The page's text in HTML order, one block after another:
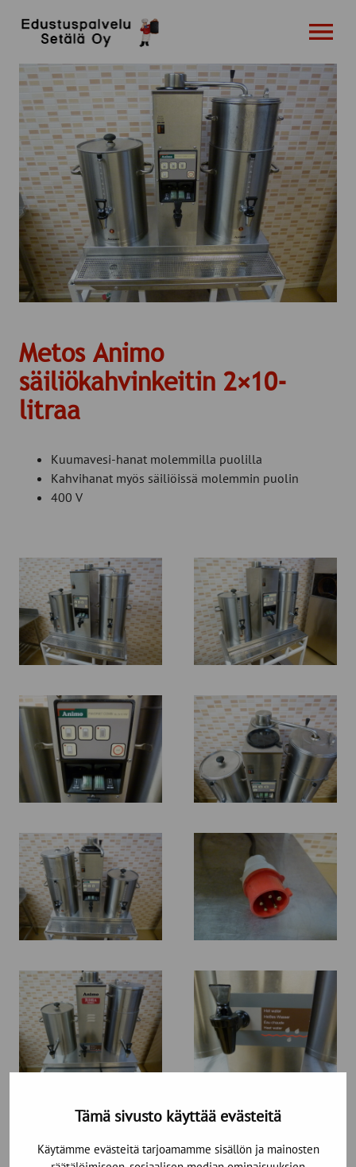
Tämä sivusto käyttää evästeitä
Käytämme evästeitä tarjoamamme sisällön ja mainosten
Metos Animo
säiliökahvinkeitin 2×10-
litraa
Kuumavesi-hanat molemmilla puolilla
Kahvihanat myös säiliöissä molemmin puolin
400 V